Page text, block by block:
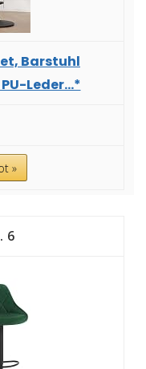
Barstuhl
Leder...*
»
6